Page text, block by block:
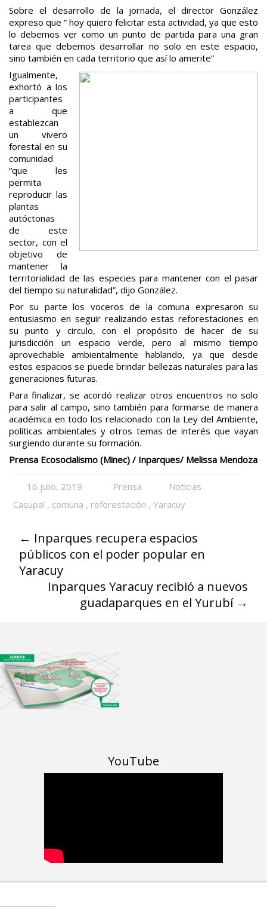
Sobre el desarrollo de la jornada, el director González
expreso que “ hoy quiero felicitar esta actividad, ya que esto
lo debemos ver como un punto de partida para una gran
tarea que debemos desarrollar no solo en este espacio,
sino también en cada territorio que así lo amerite”
Igualmente,
exhortó a los
participantes
a que
establezcan
un vivero
forestal en su
comunidad
“que les
permita
reproducir las
plantas
autóctonas
de este
sector, con el
objetivo de
mantener la
territorialidad de las especies para mantener con el pasar
del tiempo su naturalidad”, dijo González.
Por su parte los voceros de la comuna expresaron su
entusiasmo en seguir realizando estas reforestaciones en
su punto y circulo, con el propósito de hacer de su
jurisdicción un espacio verde, pero al mismo tiempo
aprovechable ambientalmente hablando, ya que desde
estos espacios se puede brindar bellezas naturales para las
generaciones futuras.
Para finalizar, se acordó realizar otros encuentros no solo
para salir al campo, sino también para formarse de manera
académica en todo los relacionado con la Ley del Ambiente,
políticas ambientales y otros temas de interés que vayan
surgiendo durante su formación.
Prensa Ecosocialismo (Minec) / Inparques/ Melissa Mendoza
16 julio, 2019 Prensa
Noticias
Casupal , comuna , reforestación ,Yaracuy
← Inparques recupera espacios
públicos con el poder popular en
Yaracuy
Inparques Yaracuy recibió a nuevos
guadaparques en el Yurubí →
YouTube